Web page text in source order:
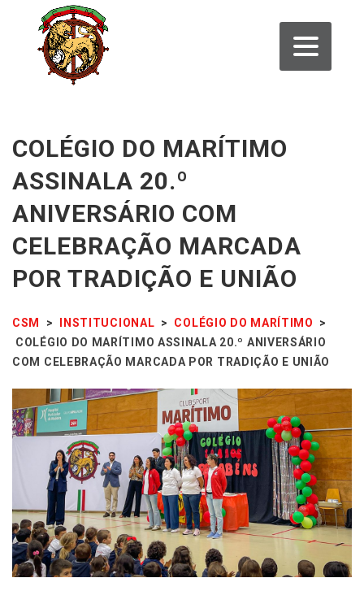
COLÉGIO DO MARÍTIMO
ASSINALA 20.º
ANIVERSÁRIO COM
CELEBRAÇÃO MARCADA
POR TRADIÇÃO E UNIÃO
CSM > INSTITUCIONAL > COLÉGIO DO MARÍTIMO
>
COLÉGIO DO MARÍTIMO ASSINALA 20.º ANIVERSÁRIO
COM CELEBRAÇÃO MARCADA POR TRADIÇÃO E UNIÃO